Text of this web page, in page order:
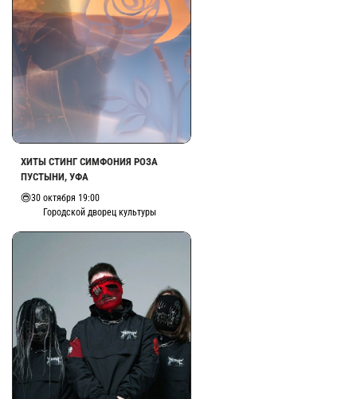
ХИТЫ СТИНГ СИМФОНИЯ РОЗА
ПУСТЫНИ, УФА
30 октября 19:00
Городской дворец культуры